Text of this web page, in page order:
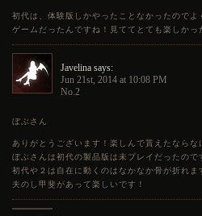
初代は、体験版しかやったことなかったので
ゲームだったんですね！見ててとても楽しかっ
Javelina says:
Jun 21st, 2014 at 10:08 PM
No.2
ぼぶさん
ありがとうございます！楽しんで貰えたなら
ぼぶさんは初代の製品版は未プレイだったの
初代や２は自在に動くのはなかなか骨が折れ
夫のし甲斐があって楽しいです！